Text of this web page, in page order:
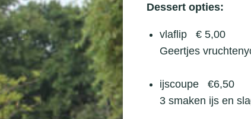
Dessert opties:
vlaflip € 5,00
Geertjes
ijscoupe €6,50
3 smaken ijs en